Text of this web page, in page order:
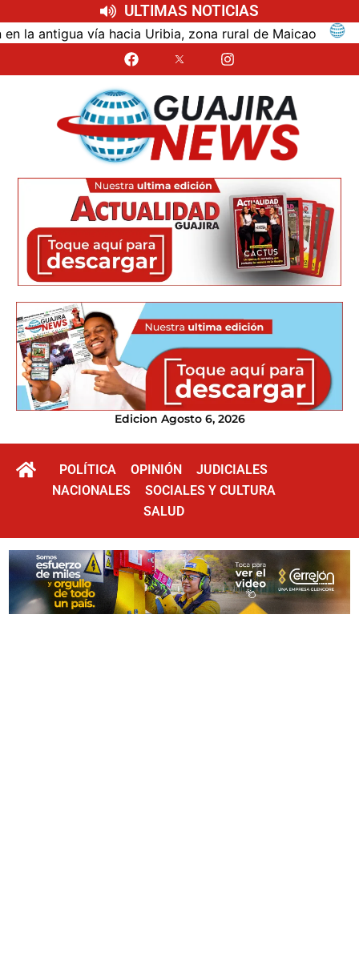
ULTIMAS NOTICIAS
vía hacia Uribia, zona rural de Maicao
Edicion Agosto 6, 2026
POLÍTICA OPINIÓN
JUDICIALES
NACIONALES
SOCIALES Y CULTURA
SALUD